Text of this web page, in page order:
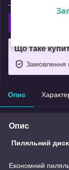
Що таке
Замовлення
Опис
Опис
Пиляльний
Економний